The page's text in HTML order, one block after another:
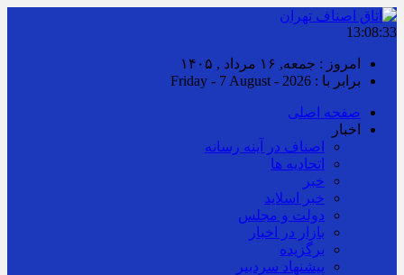
13:08:34
امروز : جمعه, ۱۶ مرداد , ۱۴۰۵
برابر با : Friday - 7 August - 2026
صفحه اصلی
اخبار
اصناف در آینه رسانه
اتحادیه ها
خبر
خبر اسلايد
دولت و مجلس
بازار در اخبار
برگزیده
پیشنهاد سردبیر